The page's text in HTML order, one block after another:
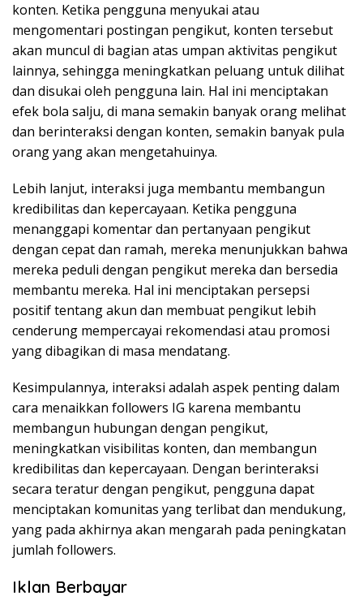
konten. Ketika pengguna menyukai atau
mengomentari postingan pengikut, konten tersebut
akan muncul di bagian atas umpan aktivitas pengikut
lainnya, sehingga meningkatkan peluang untuk dilihat
dan disukai oleh pengguna lain. Hal ini menciptakan
efek bola salju, di mana semakin banyak orang melihat
dan berinteraksi dengan konten, semakin banyak pula
orang yang akan mengetahuinya.
Lebih lanjut, interaksi juga membantu membangun
kredibilitas dan kepercayaan. Ketika pengguna
menanggapi komentar dan pertanyaan pengikut
dengan cepat dan ramah, mereka menunjukkan bahwa
mereka peduli dengan pengikut mereka dan bersedia
membantu mereka. Hal ini menciptakan persepsi
positif tentang akun dan membuat pengikut lebih
cenderung mempercayai rekomendasi atau promosi
yang dibagikan di masa mendatang.
Kesimpulannya, interaksi adalah aspek penting dalam
cara menaikkan followers IG karena membantu
membangun hubungan dengan pengikut,
meningkatkan visibilitas konten, dan membangun
kredibilitas dan kepercayaan. Dengan berinteraksi
secara teratur dengan pengikut, pengguna dapat
menciptakan komunitas yang terlibat dan mendukung,
yang pada akhirnya akan mengarah pada peningkatan
jumlah followers.
Iklan Berbayar